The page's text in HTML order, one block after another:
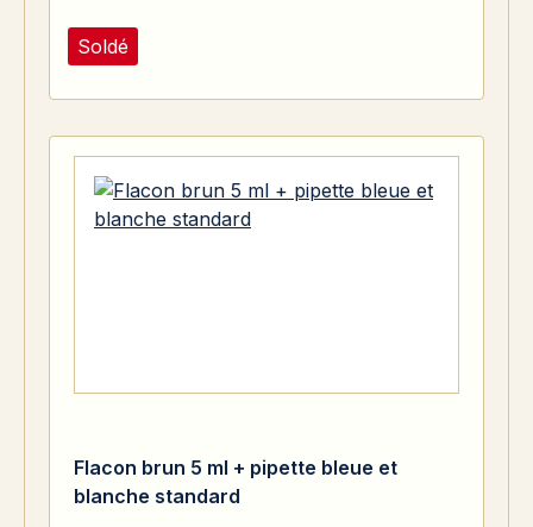
Soldé
Flacon brun 5 ml + pipette bleue et
blanche standard